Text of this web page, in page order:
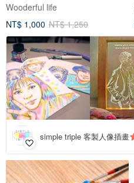
Wooderful life
NT$ 1,000 NT$ 1,250
simple triple 客製人像插畫